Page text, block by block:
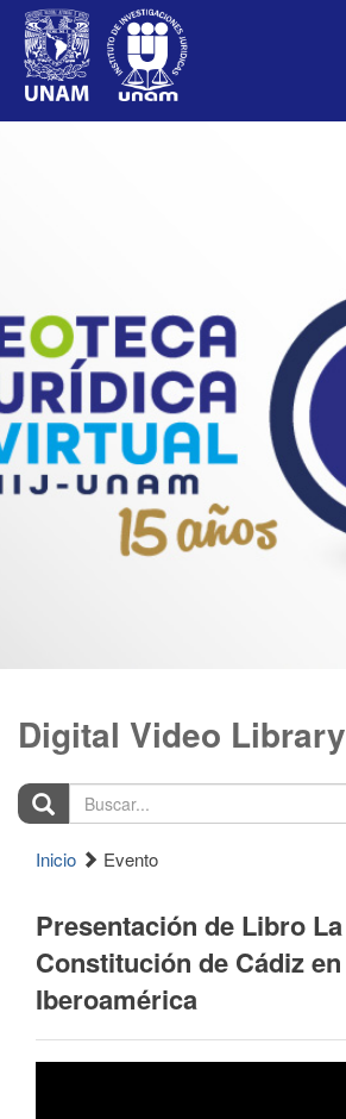
Digital Video Library
Buscar...
Inicio Evento
Presentación de Libro La
Constitución de Cádiz en
Iberoamérica